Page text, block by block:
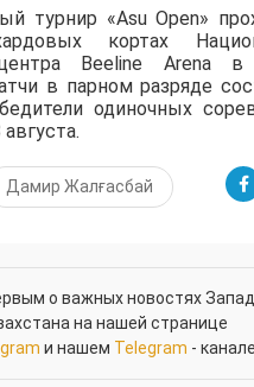
турнир «Asu Open»
кортах
Beeline Arena в
в парном разряде
одиночных
Дамир Жалғасбай
о важных новостях
на нашей странице
и нашем Telegram - канале